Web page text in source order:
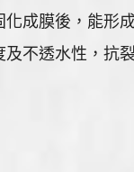
成膜後，能形
不透水性，抗